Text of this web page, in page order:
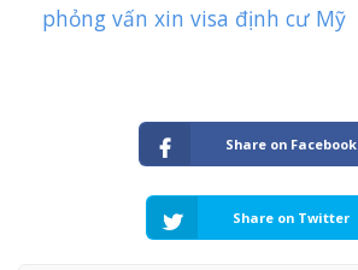
phỏng vấn xin visa định cư Mỹ
Share on Facebook
Share on Twitter